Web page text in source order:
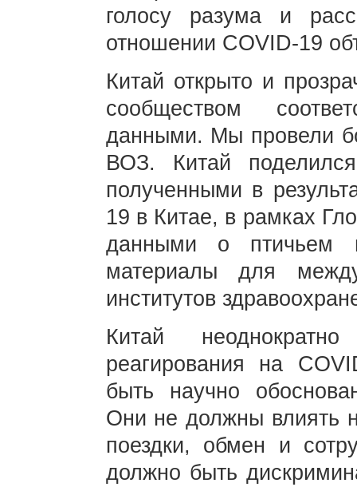
голосу разума и
отношении COVID-19
Китай открыто и
сообществом
данными. Мы провели
ВОЗ. Китай
полученными в
19 в Китае, в рамках
данными о птичьем
материалы для
институтов
Китай
реагирования на
быть научно
Они не должны влиять
поездки, обмен и
должно быть